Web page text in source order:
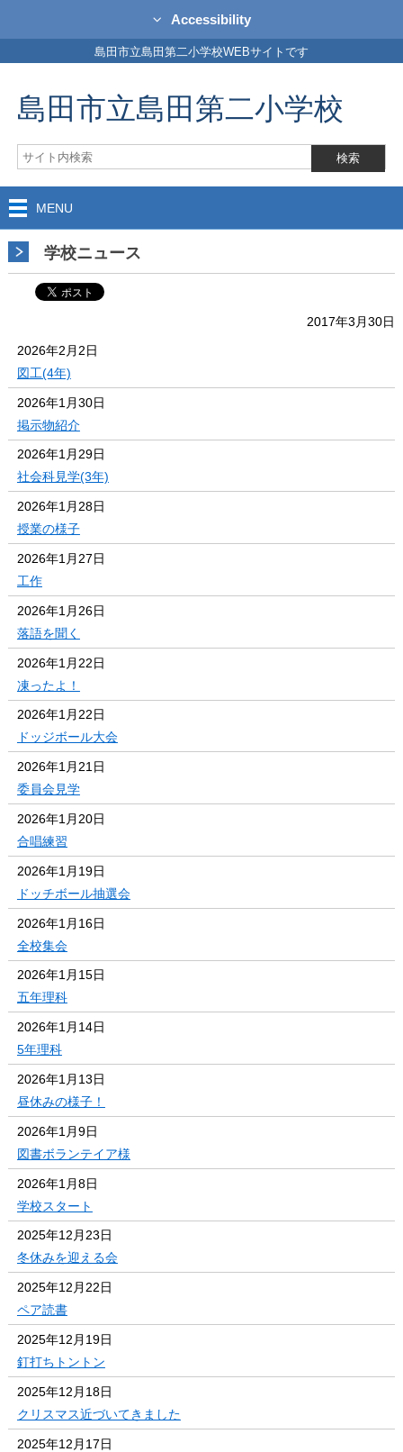
Accessibility
島田市立島田第二小学校WEBサイトです
島田市立島田第二小学校
MENU
学校ニュース
2017年3月30日
2026年2月2日
図工(4年)
2026年1月30日
掲示物紹介
2026年1月29日
社会科見学(3年)
2026年1月28日
授業の様子
2026年1月27日
工作
2026年1月26日
落語を聞く
2026年1月22日
凍ったよ！
2026年1月22日
ドッジボール大会
2026年1月21日
委員会見学
2026年1月20日
合唱練習
2026年1月19日
ドッチボール抽選会
2026年1月16日
全校集会
2026年1月15日
五年理科
2026年1月14日
5年理科
2026年1月13日
昼休みの様子！
2026年1月9日
図書ボランテイア様
2026年1月8日
学校スタート
2025年12月23日
冬休みを迎える会
2025年12月22日
ペア読書
2025年12月19日
釘打ちトントン
2025年12月18日
クリスマス近づいてきました
2025年12月17日